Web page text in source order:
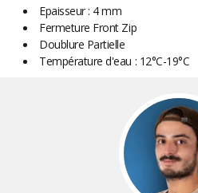
Epaisseur : 4 mm
Fermeture Front Zip
Doublure Partielle
Température d'eau : 12°C-19°C